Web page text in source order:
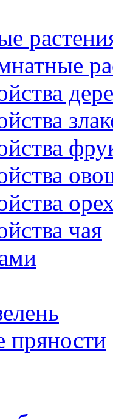
чая
пряности